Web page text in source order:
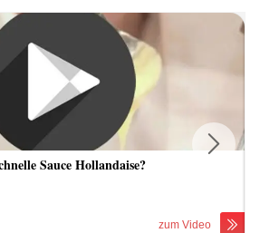
Sauce Hollandaise?
zum Video